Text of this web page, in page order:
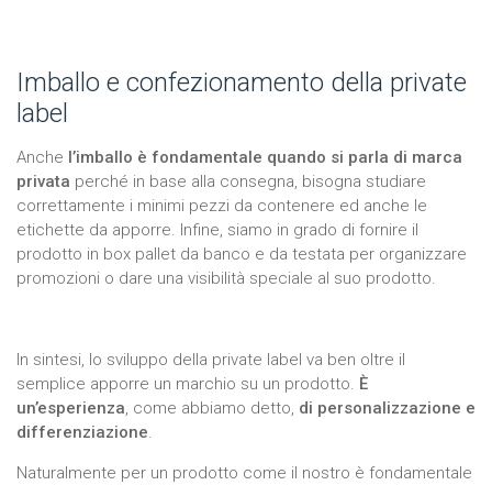
Imballo e confezionamento della private
label
Anche l’imballo è fondamentale quando si parla di marca
privata perché in base alla consegna, bisogna studiare
correttamente i minimi pezzi da contenere ed anche le
etichette da apporre. Infine, siamo in grado di fornire il
prodotto in box pallet da banco e da testata per organizzare
promozioni o dare una visibilità speciale al suo prodotto.
In sintesi, lo sviluppo della private label va ben oltre il
semplice apporre un marchio su un prodotto. È
un’esperienza, come abbiamo detto, di personalizzazione e
differenziazione.
Naturalmente per un prodotto come il nostro è fondamentale